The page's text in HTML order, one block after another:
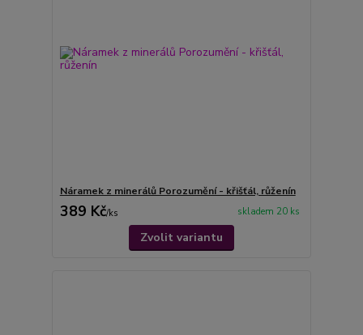
Náramek z minerálů Porozumění - křišťál, růženín
389 Kč/ks skladem 20 ks
Zvolit variantu